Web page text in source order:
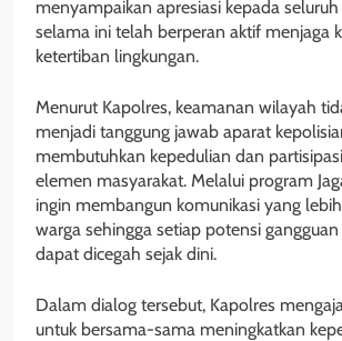
menyampaikan apresiasi kepada
selama ini telah berperan aktif menjaga
ketertiban lingkungan.
Menurut Kapolres, keamanan wilayah
menjadi tanggung jawab aparat
membutuhkan kepedulian dan
elemen masyarakat. Melalui program
ingin membangun komunikasi yang
warga sehingga setiap potensi
dapat dicegah sejak dini.
Dalam dialog tersebut, Kapolres
untuk bersama-sama meningkatkan